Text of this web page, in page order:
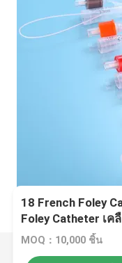
18 French Foley
Foley Catheter เค
MOQ：10,000 ชิ้น